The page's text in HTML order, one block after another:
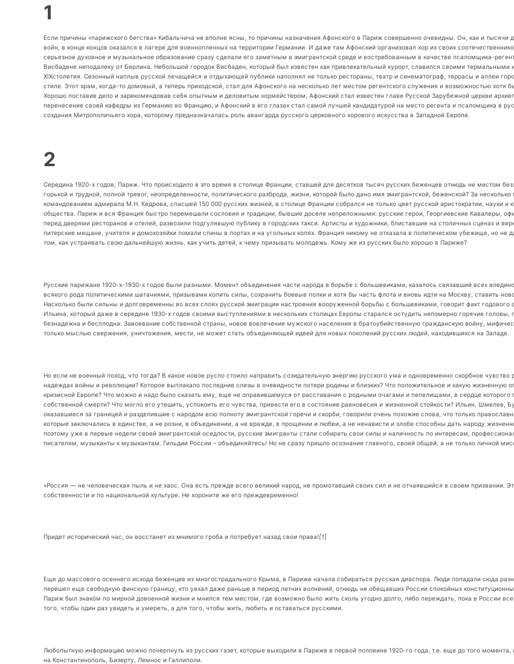
1
Если причины «парижского бегства» Кибальчича не вполне ясны, то причины назначения Афонского в Париж совершенно очевидны. Он, как и тысячи
войн, в конце концов оказался в лагере для военнопленных на территории Германии. И даже там Афонский организовал хор из своих
серьезное духовное и музыкальное образование сразу сделали его заметным в эмигрантской среде и востребованным в качестве псаломщика-
Висбадене неподалеку от Берлина. Небольшой городок Висбаден, который был известен как привлекательный курорт, славился своими
XIXстолетия. Сезонный наплыв русской лечащейся и отдыхающей публики наполнял не только рестораны, театр и синематограф, террасы и аллеи
стиле. Этот храм, когда-то домовый, а теперь приходской, стал для Афонского на несколько лет местом регентского служения и возможностью хотя
Хорошо поставив дело и зарекомендовав себя опытным и деловитым хормейстером, Афонский стал известен главе Русской Зарубежной церкви
перенесение своей кафедры из Германию во Францию, и Афонский в его глазах стал самой лучшей кандидатурой на место регента и псаломщика в
создания Митрополичьего хора, которому предназначалась роль авангарда русского церковного хорового искусства в Западной Европе.
2
Середина 1920-х годов, Париж. Что происходило в это время в столице Франции, ставшей для десятков тысяч русских беженцев отнюдь не местом
горькой и трудной, полной тревог, неопределенности, политического разброда, жизни, которой было дано имя эмигрантской, беженской? За
командованием адмирала М.Н. Кедрова, спасшей 150 000 русских жизней, в столице Франции собрался не только цвет русской аристократии, науки
общества. Париж и вся Франция быстро перемешали сословия и традиции, бывшие доселе непреложными: русские герои, Георгиевские Кавалеры,
перед дверями ресторанов и отелей, развозили подгулявшую публику в городских такси. Артисты и художники, блиставшие на столичных сценах и
питерские мещане, учителя и домохозяйки ломали спины в портах и на угольных копях. Франция никому не отказала в политическом убежище, но не
том, как устраивать свою дальнейшую жизнь, как учить детей, к чему призывать молодежь. Кому же из русских было хорошо в Париже?
Русские парижане 1920-х-1930-х годов были разными. Момент объединения части народа в борьбе с большевиками, казалось связавший всех
всякого рода политическими шатаниями, призывами копить силы, сохранить боевые полки и хотя бы часть флота и вновь идти на Москву, ставить
Насколько были сильны и долговременны во всех слоях русской эмиграции настроения вооруженной борьбы с большевиками, говорит факт годового
Ильина, который даже в середине 1930-х годов своими выступлениями в нескольких столицах Европы старался остудить непомерно горячие
безнадежна и бесплодна. Завоевание собственной страны, новое вовлечение мужского населения в братоубийственную гражданскую войну,
только мыслью свержения, уничтожения, мести, не может стать объединяющей идеей для новых поколений русских людей, находившихся на Западе.
Но если не военный поход, что тогда? В какое новое русло стоило направить созидательную энергию русского ума и одновременно скорбное
надеждах войны и революции? Которое выплакало последние слезы в очевидности потери родины и близких? Что положительное и какую
кризисной Европе? Что можно и надо было сказать ему, еще не оправившемуся от расставания с родными очагами и пепелищами, в сердце
собственной смерти? Что могло его утешить, успокоить его чувства, привести его в состояние равновесия и жизненной стойкости? Ильин, Шмелев,
оказавшиеся за границей и разделившие с народом всю полноту эмигрантской горечи и скорби, говорили очень похожие слова, что только
которые заключались в единстве, а не розни, в объединении, а не вражде, в прощении и любви, а не ненависти и злобе способны дать народу
поэтому уже в первые недели своей эмигрантской оседлости, русские эмигранты стали собирать свои силы и наличность по интересам,
писателям, музыканты к музыкантам. Гильдии России – объединяйтесь! Но не сразу пришло осознание главного, своей общей, а не только личной
«Россия — не человеческая пыль и не хаос. Она есть прежде всего великий народ, не промотавший своих сил и не отчаявшийся в своем призвании.
собственности и по национальной культуре. Не хороните же его преждевременно!
Придет исторический час, он восстанет из мнимого гроба и потребует назад свои права![1]
Еще до массового осеннего исхода беженцев из многострадального Крыма, в Париже начала собираться русская диаспора. Люди попадали сюда
перешел еще свободную финскую границу, кто уехал даже раньше в период летних волнений, отнюдь не обещавших России спокойных
Париж был знакóм по мирной довоенной жизни и мнился тем местом, где возможно было жить сколь угодно долго, либо переждать, пока в России
того, чтобы один раз увидеть и умереть, а для того, чтобы жить, любить и оставаться русскими.
Любопытную информацию можно почерпнуть из русских газет, которые выходили в Париже в первой половине 1920-го года, т.е. еще до того момента,
на Константинополь, Бизерту, Лемнос и Галлиполи.